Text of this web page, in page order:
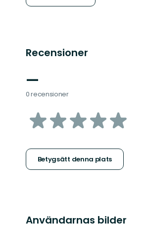
Recensioner
—
0 recensioner
av
stjärnor
Betygsätt denna plats
Användarnas bilder